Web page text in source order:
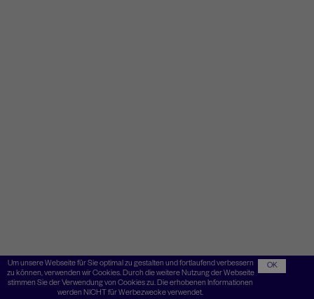
Um unsere Webseite für Sie optimal zu gestalten und fortlaufend verbessern
zu können, verwenden wir Cookies. Durch die weitere Nutzung der Webseite
stimmen Sie der Verwendung von Cookies zu. Die erhobenen Informationen
werden NICHT für Werbezwecke verwendet.
OK